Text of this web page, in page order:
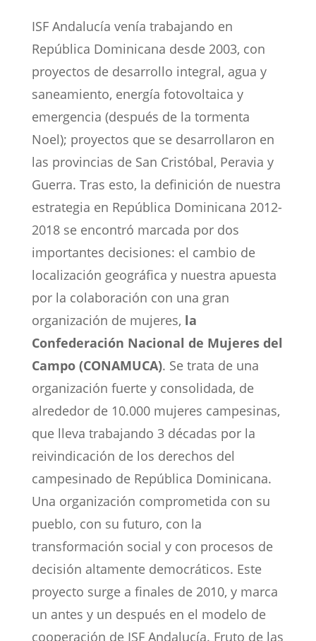
ISF Andalucía venía trabajando en
República Dominicana desde 2003, con
proyectos de desarrollo integral, agua y
saneamiento, energía fotovoltaica y
emergencia (después de la tormenta
Noel); proyectos que se desarrollaron en
las provincias de San Cristóbal, Peravia y
Guerra. Tras esto, la definición de nuestra
estrategia en República Dominicana 2012-
2018 se encontró marcada por dos
importantes decisiones: el cambio de
localización geográfica y nuestra apuesta
por la colaboración con una gran
organización de mujeres, la
Confederación Nacional de Mujeres del
Campo (CONAMUCA). Se trata de una
organización fuerte y consolidada, de
alrededor de 10.000 mujeres campesinas,
que lleva trabajando 3 décadas por la
reivindicación de los derechos del
campesinado de República Dominicana.
Una organización comprometida con su
pueblo, con su futuro, con la
transformación social y con procesos de
decisión altamente democráticos. Este
proyecto surge a finales de 2010, y marca
un antes y un después en el modelo de
cooperación de ISF Andalucía. Fruto de las